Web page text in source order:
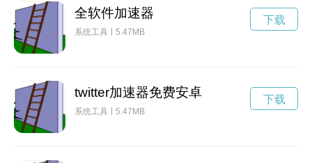
全软件加速器
系统工具 5.47MB
下载
twitter加速器免费安卓
系统工具 5.47MB
下载